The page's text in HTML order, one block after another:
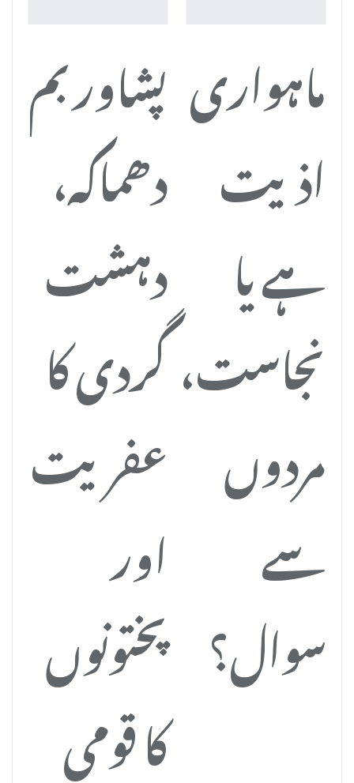
ماہواری
اذیت
ہے یا
نجاست،
مردوں
سے
سوال؟
پشاور بم
دھماکہ،
دہشت
گردی کا
عفریت
اور
پختونوں
کا قومی